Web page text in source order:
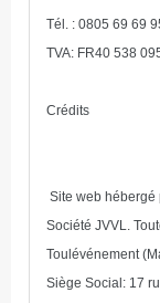
Tél. : 0805 69 69
TVA: FR40 538
Crédits
Site web hébergé
Société JVVL.
Toulévénement
Siège Social: 17